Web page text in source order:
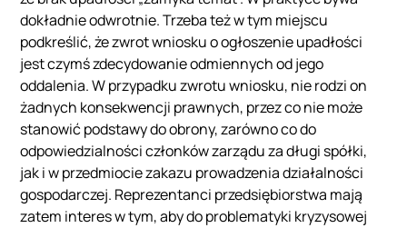
dokładnie odwrotnie. Trzeba też w tym miejscu
podkreślić, że zwrot wniosku o ogłoszenie upadłości
jest czymś zdecydowanie odmiennych od jego
oddalenia. W przypadku zwrotu wniosku, nie rodzi on
żadnych konsekwencji prawnych, przez co nie może
stanowić podstawy do obrony, zarówno co do
odpowiedzialności członków zarządu za długi spółki,
jak i w przedmiocie zakazu prowadzenia działalności
gospodarczej. Reprezentanci przedsiębiorstwa mają
zatem interes w tym, aby do problematyki kryzysowej